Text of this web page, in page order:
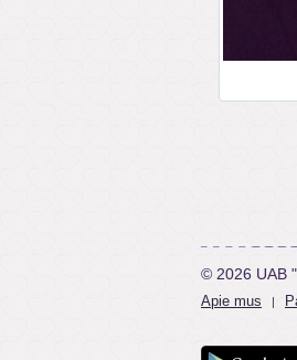
© 2026 UAB
Apie mus |